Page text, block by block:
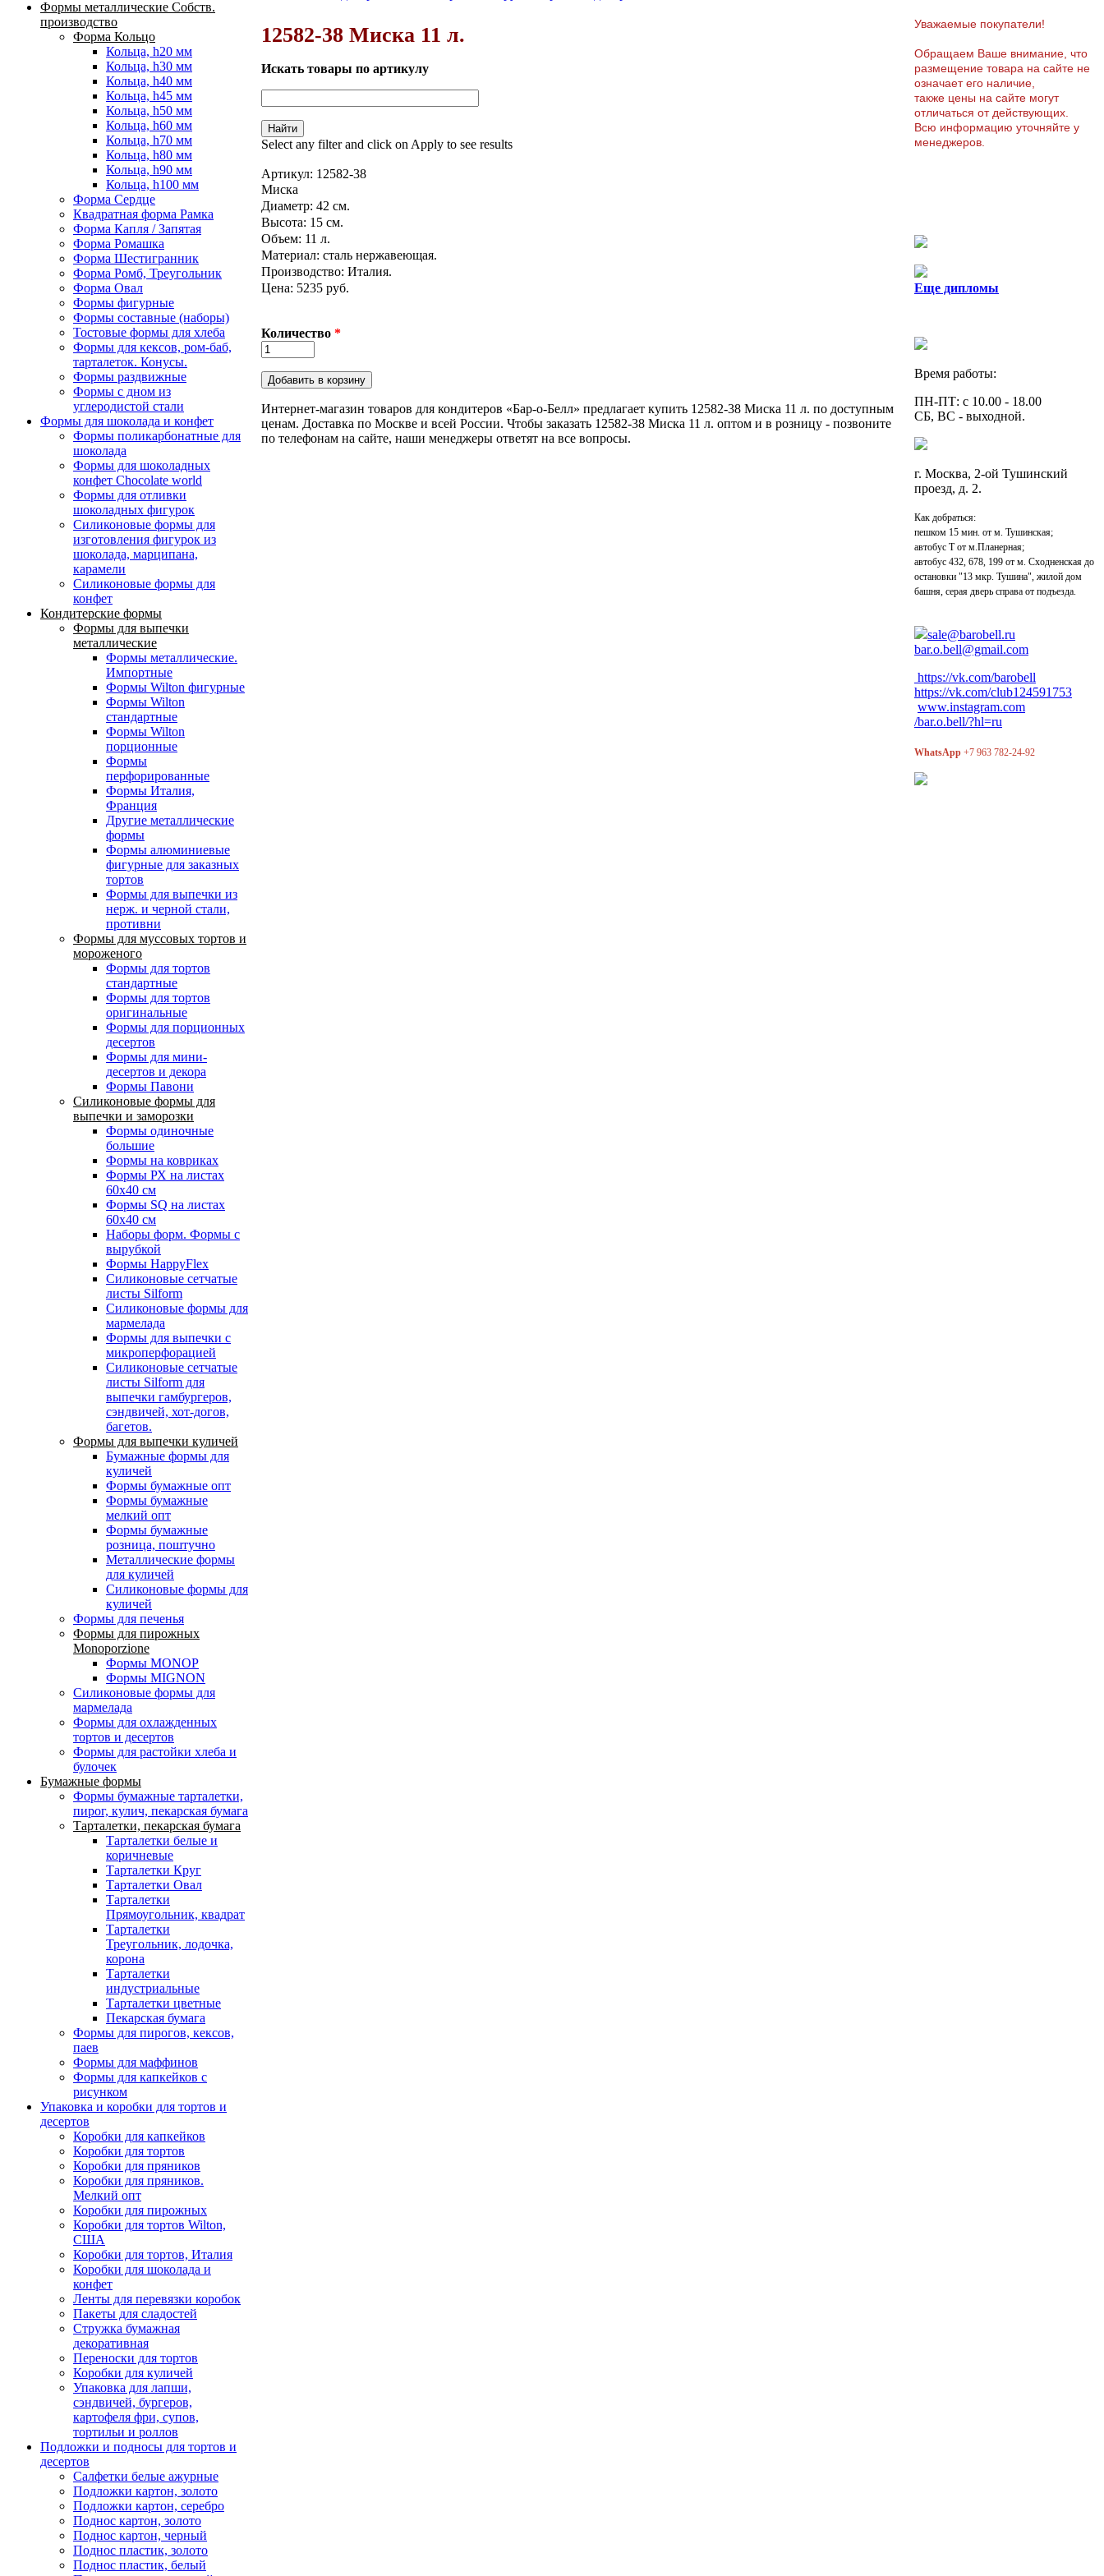
Формы металлические Собств.
производство
Форма Кольцо
Кольца, h20 мм
Кольца, h30 мм
Кольца, h40 мм
Кольца, h45 мм
Кольца, h50 мм
Кольца, h60 мм
Кольца, h70 мм
Кольца, h80 мм
Кольца, h90 мм
Кольца, h100 мм
Форма Сердце
Квадратная форма Рамка
Форма Капля / Запятая
Форма Ромашка
Форма Шестигранник
Форма Ромб, Треугольник
Форма Овал
Формы фигурные
Формы составные (наборы)
Тостовые формы для хлеба
Формы для кексов, ром-баб,
тарталеток. Конусы.
Формы раздвижные
Формы с дном из
углеродистой стали
Формы для шоколада и конфет
Формы поликарбонатные для
шоколада
Формы для шоколадных
конфет Сhocolate world
Формы для отливки
шоколадных фигурок
Силиконовые формы для
изготовления фигурок из
шоколада, марципана,
карамели
Силиконовые формы для
конфет
Кондитерские формы
Формы для выпечки
металлические
Формы металлические.
Импортные
Формы Wilton фигурные
Формы Wilton
стандартные
Формы Wilton
порционные
Формы
перфорированные
Формы Италия,
Франция
Другие металлические
формы
Формы алюминиевые
фигурные для заказных
тортов
Формы для выпечки из
нерж. и черной стали,
противни
Формы для муссовых тортов и
мороженого
Формы для тортов
стандартные
Формы для тортов
оригинальные
Формы для порционных
десертов
Формы для мини-
десертов и декора
Формы Павони
Силиконовые формы для
выпечки и заморозки
Формы одиночные
большие
Формы на ковриках
Формы РХ на листах
60х40 см
Формы SQ на листах
60х40 см
Наборы форм. Формы с
вырубкой
Формы HappyFlex
Силиконовые сетчатые
листы Silform
Силиконовые формы для
мармелада
Формы для выпечки с
микроперфорацией
Силиконовые сетчатые
листы Silform для
выпечки гамбургеров,
сэндвичей, хот-догов,
багетов.
Формы для выпечки куличей
Бумажные формы для
куличей
Формы бумажные опт
Формы бумажные
мелкий опт
Формы бумажные
розница, поштучно
Металлические формы
для куличей
Силиконовые формы для
куличей
Формы для печенья
Формы для пирожных
Monoporzione
Формы MONOP
Формы MIGNON
Силиконовые формы для
мармелада
Формы для oхлажденных
тортов и десертов
Формы для растойки хлеба и
булочек
Бумажные формы
Формы бумажные тарталетки,
пирог, кулич, пекарская бумага
Тарталетки, пекарская бумага
Тарталетки белые и
коричневые
Тарталетки Круг
Тарталетки Овал
Тарталетки
Прямоугольник, квадрат
Тарталетки
Треугольник, лодочка,
корона
Тарталетки
индустриальные
Тарталетки цветные
Пекарская бумага
Формы для пирогов, кексов,
паев
Формы для маффинов
Формы для капкейков с
рисунком
Упаковка и коробки для тортов и
десертов
Коробки для капкейков
Коробки для тортов
Коробки для пряников
Коробки для пряников.
Мелкий опт
Коробки для пирожных
Коробки для тортов Wilton,
США
Коробки для тортов, Италия
Коробки для шоколада и
конфет
Ленты для перевязки коробок
Пакеты для сладостей
Стружка бумажная
декоративная
Переноски для тортов
Коробки для куличей
Упаковка для лапши,
сэндвичей, бургеров,
картофеля фри, супов,
тортильи и роллов
Подложки и подносы для тортов и
десертов
Салфетки белые ажурные
Подложки картон, золото
Подложки картон, серебро
Поднос картон, золото
Поднос картон, черный
Поднос пластик, золото
Поднос пластик, белый
12582-38 Миска 11 л.
Искать товары по артикулу
Select any filter and click on Apply to see results
Артикул: 12582-38
Миска
Диаметр: 42 см.
Высота: 15 см.
Объем: 11 л.
Материал: сталь нержавеющая.
Производство: Италия.
Цена: 5235 руб.
Количество *
Интернет-магазин товаров для кондитеров «Бар-о-Белл» предлагает купить 12582-38 Миска 11 л. по доступным
ценам. Доставка по Москве и всей России. Чтобы заказать 12582-38 Миска 11 л. оптом и в розницу - позвоните
по телефонам на сайте, наши менеджеры ответят на все вопросы.
Уважаемые покупатели!
Обращаем Ваше внимание, что
размещение товара на сайте не
означает его наличие,
также цены на сайте могут
отличаться от действующих.
Всю информацию уточняйте у
менеджеров.
Еще дипломы
Время работы:
ПН-ПТ: с 10.00 - 18.00
СБ, ВС - выходной.
г. Москва, 2-ой Тушинский
проезд, д. 2.
Как добраться:
пешком 15 мин. от м. Тушинская;
автобус Т от м.Планерная;
автобус 432, 678, 199 от м. Сходненская до
остановки "13 мкр. Тушина", жилой дом
башня, серая дверь справа от подъезда.
sale@barobell.ru
bar.o.bell@gmail.com
https://vk.com/barobell
https://vk.com/club124591753
www.instagram.com
/bar.o.bell/?hl=ru
WhatsApp +7 963 782-24-92